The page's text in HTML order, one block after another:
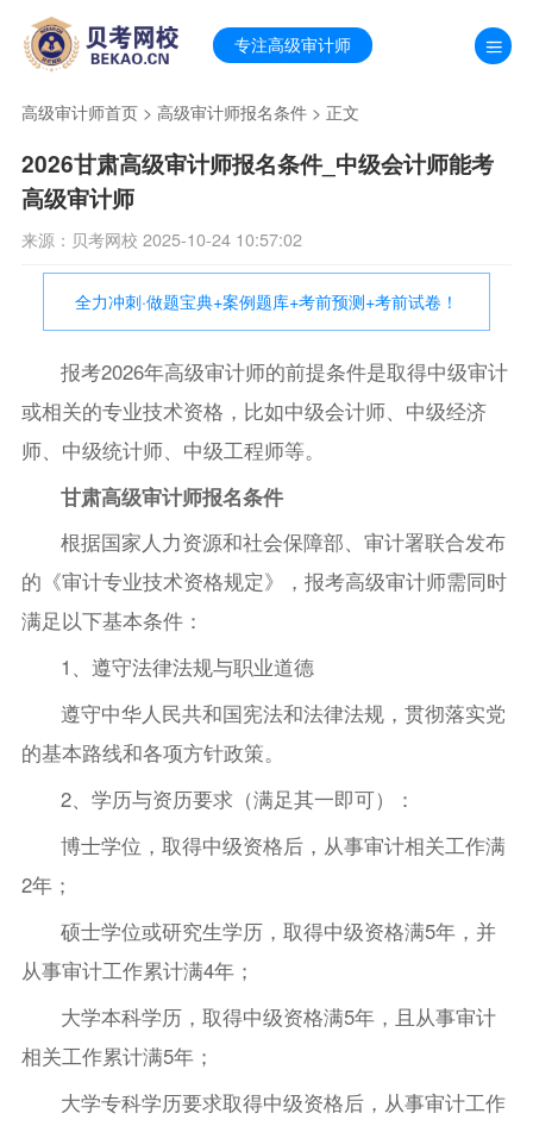
专注高级审计师
高级审计师首页> 高级审计师报名条件> 正文
2026甘肃高级审计师报名条件_中级会计师能考
高级审计师
来源：贝考网校 2025-10-24 10:57:02
全力冲刺·做题宝典+案例题库+考前预测+考前试卷！
报考2026年高级审计师的前提条件是取得中级审计
或相关的专业技术资格，比如中级会计师、中级经济
师、中级统计师、中级工程师等。
甘肃高级审计师报名条件
根据国家人力资源和社会保障部、审计署联合发布
的《审计专业技术资格规定》，报考高级审计师需同时
满足以下基本条件：
1、遵守法律法规与职业道德
遵守中华人民共和国宪法和法律法规，贯彻落实党
的基本路线和各项方针政策。
2、学历与资历要求（满足其一即可）：
博士学位，取得中级资格后，从事审计相关工作满
2年；
硕士学位或研究生学历，取得中级资格满5年，并
从事审计工作累计满4年；
大学本科学历，取得中级资格满5年，且从事审计
相关工作累计满5年；
大学专科学历要求取得中级资格后，从事审计工作